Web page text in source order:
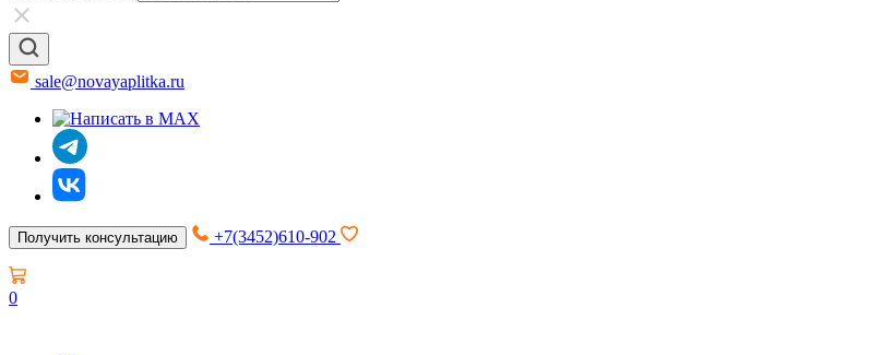
sale@novayaplitka.ru
Получить консультацию +7(3452)610-902
0